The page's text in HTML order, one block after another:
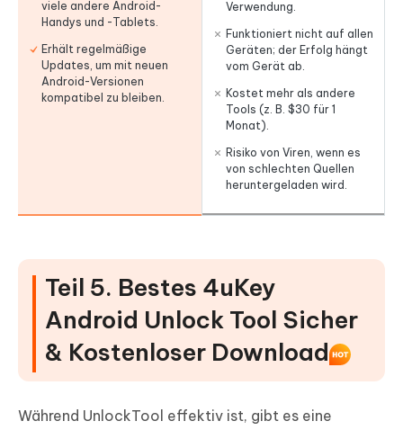
viele andere Android-
Handys und -Tablets.
Erhält regelmäßige
Updates, um mit neuen
Android-Versionen
kompatibel zu bleiben.
Verwendung.
Funktioniert nicht auf allen
Geräten; der Erfolg hängt
vom Gerät ab.
Kostet mehr als andere
Tools (z. B. $30 für 1
Monat).
Risiko von Viren, wenn es
von schlechten Quellen
heruntergeladen wird.
Teil 5. Bestes 4uKey
Android Unlock Tool Sicher
& Kostenloser Download
Während UnlockTool effektiv ist, gibt es eine